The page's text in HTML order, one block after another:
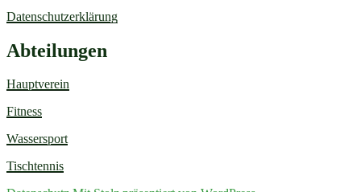
Datenschutzerklärung
Abteilungen
Hauptverein
Fitness
Wassersport
Tischtennis